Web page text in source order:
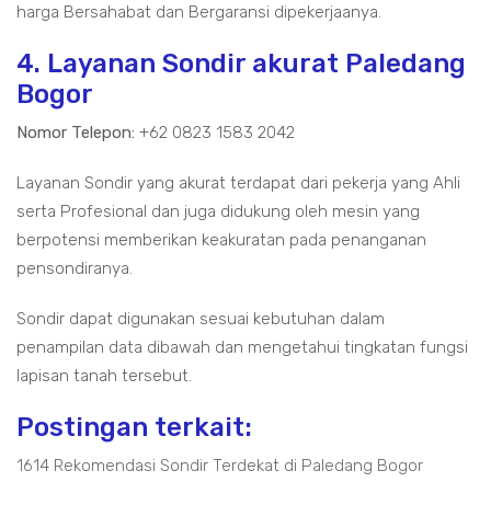
harga Bersahabat dan Bergaransi dipekerjaanya.
4. Layanan Sondir akurat Paledang
Bogor
Nomor Telepon: +62 0823 1583 2042
Layanan Sondir yang akurat terdapat dari pekerja yang Ahli
serta Profesional dan juga didukung oleh mesin yang
berpotensi memberikan keakuratan pada penanganan
pensondiranya.
Sondir dapat digunakan sesuai kebutuhan dalam
penampilan data dibawah dan mengetahui tingkatan fungsi
lapisan tanah tersebut.
Postingan terkait:
1614 Rekomendasi Sondir Terdekat di Paledang Bogor